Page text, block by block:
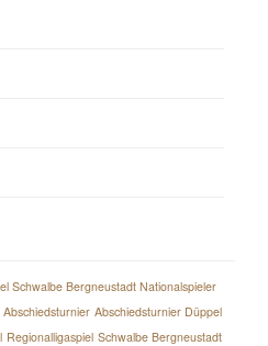
Schwalbe Bergneustadt Nationalspieler
Abschiedsturnier Abschiedsturnier Düppel
Regionalligaspiel Schwalbe Bergneustadt